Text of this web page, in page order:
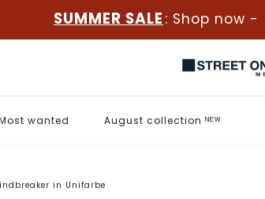
SUMMER SALE : Shop now -
wanted August collection ᴺᴱᵂ
in Unifarbe